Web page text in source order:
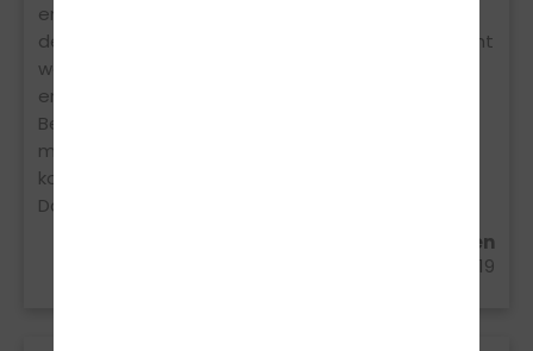
empfehlen!! Mir hat es soviel Spaß gemacht hier
den Führerschein zu machen. Der Theorie Unterricht
war echt super und der Simulator hilft dabei, sich
erste Eindrücke vom Fahren zu verschaffen.
Besonders Spaß haben mir die Fahrstunden mit
meinem Fahrlehrer Guido gemacht, dank ihm
konnte ich schnell den Führerschein erlangen.
Danke an das tolle Team!!!
Juliane Severt aus Vreden
08.03.2019